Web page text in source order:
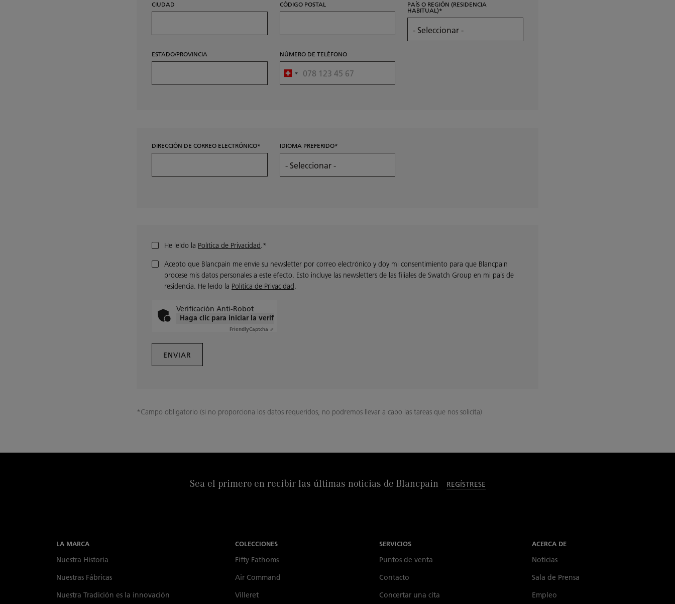
CIUDAD CÓDIGO POSTAL
PAÍS O REGIÓN (RESIDENCIA
HABITUAL)
ESTADO/PROVINCIA NÚMERO DE TELÉFONO
DIRECCIÓN DE CORREO ELECTRÓNICO IDIOMA PREFERIDO
He leído la Política de Privacidad.*
Acepto que Blancpain me envíe su newsletter por correo electrónico y doy mi consentimiento para que Blancpain
procese mis datos personales a este efecto. Esto incluye las newsletters de las filiales de Swatch Group en mi país de
residencia. He leído la Política de Privacidad.
Verificación Anti-Robot
Haga clic para iniciar la verificación
FriendlyCaptcha ⇗
*Campo obligatorio (si no proporciona los datos requeridos, no podremos llevar a cabo las tareas que nos solicita)
Sea el primero en recibir las últimas noticias de Blancpain REGÍSTRESE
LA MARCA
Nuestra Historia
Nuestras Fábricas
Nuestra Tradición es la innovación
COLECCIONES
Fifty Fathoms
Air Command
Villeret
SERVICIOS
Puntos de venta
Contacto
Concertar una cita
ACERCA DE
Noticias
Sala de Prensa
Empleo